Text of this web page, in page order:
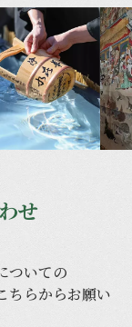
せ
ついての
ちらからお願い